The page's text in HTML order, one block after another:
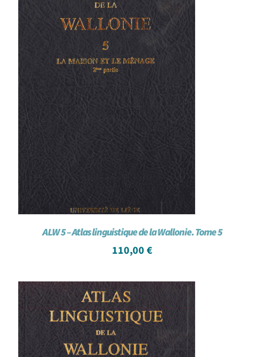
ALW 5 – Atlas linguistique de la Wallonie. Tome 5
110,00 €